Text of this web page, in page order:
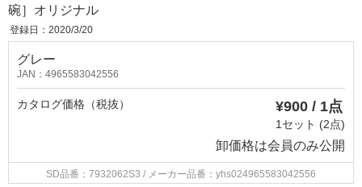
碗］オリジナル
登録日：2020/3/20
グレー
JAN：4965583042556
カタログ価格（税抜） ¥900 / 1点
1セット (2点)
卸価格は会員のみ公開
SD品番：7932062S3 / メーカー品番：yhs024965583042556